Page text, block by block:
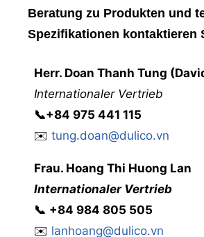
Beratung zu Produkten und
Spezifikationen kontaktieren
Herr. Doan Thanh Tung
Internationaler Vertrieb
📞+84 975 441 115
✉️ tung.doan@dulico.vn
Frau. Hoang Thi Huong Lan
Internationaler Vertrieb
📞 ‭‭+84 984 805 505
✉️ lanhoang@dulico.vn